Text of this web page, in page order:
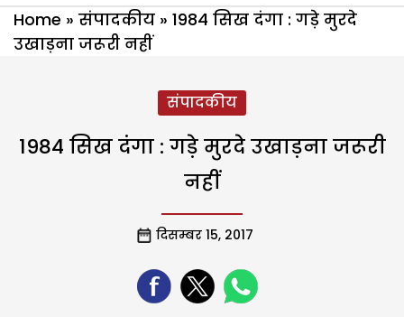
Home » संपादकीय » 1984 सिख दंगा : गड़े मुरदे
उखाड़ना जरूरी नहीं
संपादकीय
1984 सिख दंगा : गड़े मुरदे उखाड़ना जरूरी
नहीं
दिसम्बर 15, 2017